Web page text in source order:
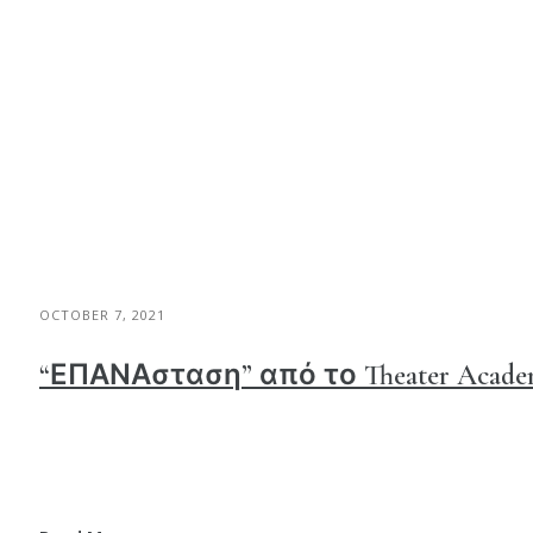
OCTOBER 7, 2021
“ΕΠΑΝΑσταση” από το Theater